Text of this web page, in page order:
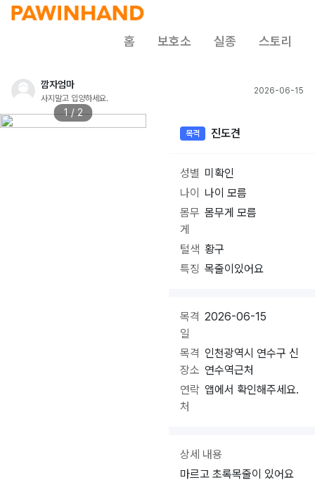
홈 보호소 실종 스토리
깜자엄마
사지말고 입양하세요.
2026-06-15
1 / 2
목격 진도견
성별 미확인
나이
나이 모름
몸무
게
몸무게 모름
털색 황구
특징 목줄이있어요
목격
일
2026-06-15
목격
장소
인천광역시 연수구 신
연수역근처
연락
처
앱에서 확인해주세요.
상세 내용
마르고 초록목줄이 있어요